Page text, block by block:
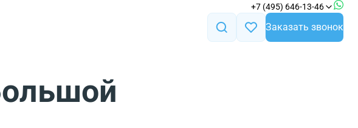
+7 (495) 646-13-46
Заказать звонок